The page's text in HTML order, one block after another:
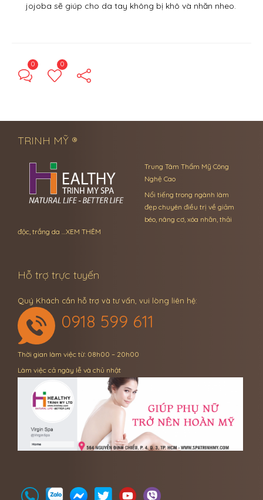
jojoba sẽ giúp cho da tay không bị khô và nhăn nheo.
0 0
TRINH MỸ ®
Trung Tâm Thẩm Mỹ Công
Nghệ Cao
Nổi tiếng trong ngành làm
đẹp chuyên điều trị về giảm
béo, nâng cơ, xóa nhăn, thải
độc, trắng da …XEM THÊM
Hỗ trợ trực tuyến
Quý Khách cần hỗ trợ và tư vấn, vui lòng liên hệ:
0918 599 611
Thời gian làm việc từ: 08h00 – 20h00
Làm việc cả ngày lễ và chủ nhật